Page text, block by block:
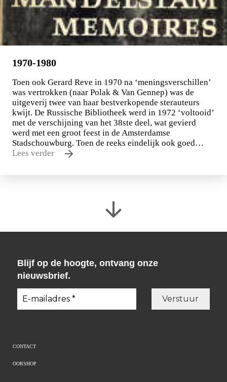
1970-1980
Toen ook Gerard Reve in 1970 na ‘meningsverschillen’
was vertrokken (naar Polak & Van Gennep) was de
uitgeverij twee van haar bestverkopende sterauteurs
kwijt. De Russische Bibliotheek werd in 1972 ‘voltooid’
met de verschijning van het 38ste deel, wat gevierd
werd met een groot feest in de Amsterdamse
Stadschouwburg. Toen de reeks eindelijk ook goed…
Lees verder
Blijf op de hoogte, ontvang onze
nieuwsbrief.
CONTACT
OORSHOP